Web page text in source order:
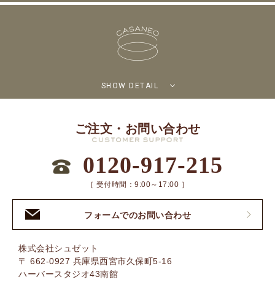
SHOW DETAIL
ご注文・お問い合わせ
0120-917-215
［ 受付時間：9:00～17:00 ］
フォームでのお問い合わせ
株式会社シュゼット
〒 662-0927 兵庫県西宮市久保町5-16
ハーバースタジオ43南館